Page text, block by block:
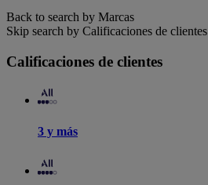
Back to search by Marcas
Skip search by Calificaciones de clientes
Calificaciones de clientes
3 y más